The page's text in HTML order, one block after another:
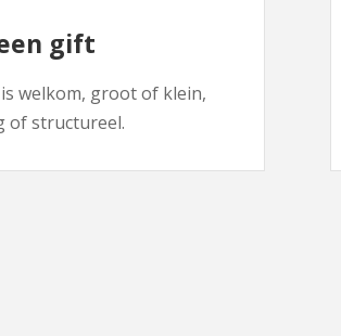
gift
welkom, groot of klein,
of structureel.